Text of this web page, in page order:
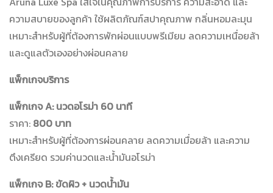
ความสบายของลูกค้า ใช้ผลิตภัณฑ์สปาคุณภาพ กลิ่นหอมละมุน
เหมาะสำหรับผู้ที่ต้องการพักผ่อนแบบพรีเมียม ลดความเหนื่อยล้า
และดูแลตัวเองอย่างผ่อนคลาย
แพ็กเกจบริการ
แพ็กเกจ A: นวดอโรม่า 60 นาที
ราคา: 800 บาท
เหมาะสำหรับผู้ที่ต้องการผ่อนคลาย ลดความเมื่อยล้า และความ
ตึงเครียด รวมค่านวดและน้ำมันอโรม่า
แพ็กเกจ B: ขัดผิว + นวดน้ำมัน